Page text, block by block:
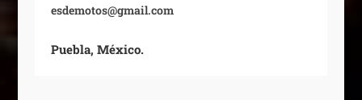
esdemotos@gmail.com
Puebla, México.